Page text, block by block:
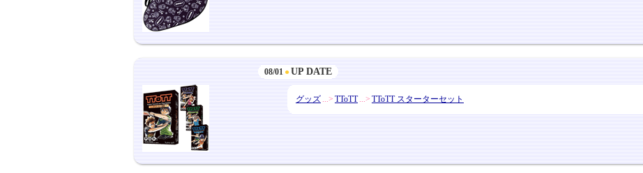
●
08/01 UP DATE
グッズ ...> TToTT ...> TToTT スターターセット